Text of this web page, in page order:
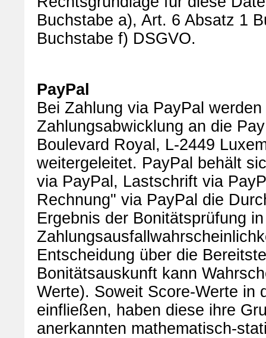
Buchstabe a), Art. 6 Absatz 1
Buchstabe f) DSGVO.
PayPal
Bei Zahlung via PayPal
Zahlungsabwicklung an die
Boulevard Royal, L-2449
weitergeleitet. PayPal behält
via PayPal, Lastschrift via
Rechnung" via PayPal die
Ergebnis der Bonitätsprüfung
Entscheidung über die
Bonitätsauskunft kann
Werte). Soweit Score-Werte in
einfließen, haben diese ihre
anerkannten mathematisch-